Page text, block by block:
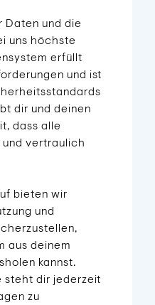
Daten und die
uns höchste
erfüllt
und ist
dir und deinen
dass alle
und vertraulich
bieten wir
und
aus deinem
kannst.
steht dir jederzeit
zu